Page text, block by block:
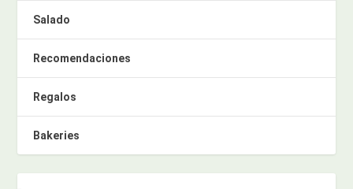
Salado
Recomendaciones
Regalos
Bakeries